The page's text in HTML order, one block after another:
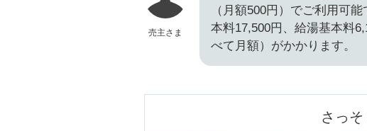
売主さま
（月額500円）でご利用可
本料17,500円、給湯基本料
べて月額）がかかります。
さっ